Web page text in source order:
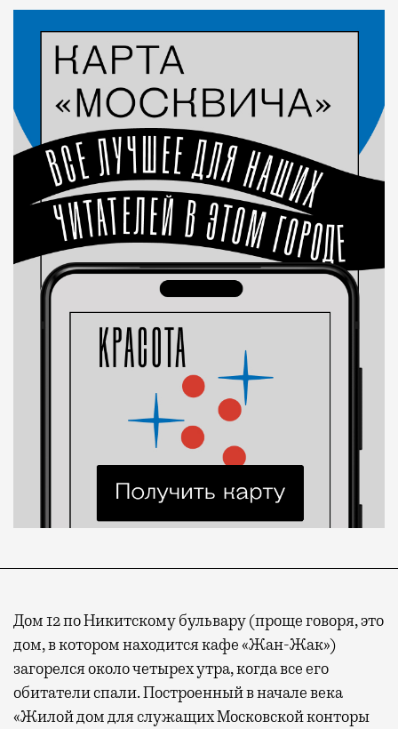
Дом 12 по Никитскому бульвару (проще говоря, это
дом, в котором находится кафе «Жан-Жак»)
загорелся около четырех утра, когда все его
обитатели спали. Построенный в начале века
«Жилой дом для служащих Московской конторы